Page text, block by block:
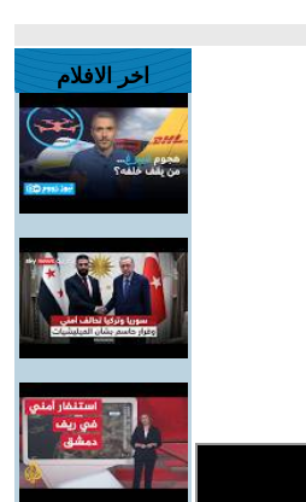
اخر الافلام